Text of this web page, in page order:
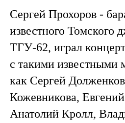
Сергей Прохоров -
известного Томского
ТГУ-62, играл
с такими известными
как Сергей
Кожевникова,
Анатолий Кролл,